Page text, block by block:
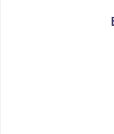
Ремонт
Ремонт
Ремонт
Ремонт